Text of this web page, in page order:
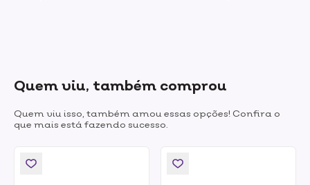
Quem viu, também comprou
Quem viu isso, também amou essas opções! Confira o
que mais está fazendo sucesso.